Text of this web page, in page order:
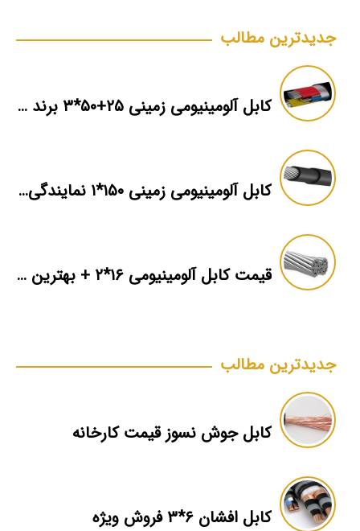
جدیدترین مطالب
کابل آلومینیومی زمینی ۲۵+۵۰*۳ برند ماهان
کابل آلومینیومی زمینی ۱۵۰*۱ نمایندگی فروش
قیمت کابل آلومینیومی ۱۶*۲ + بهترین برند بازار + اطلاعات فنی
جدیدترین مطالب
کابل جوش نسوز قیمت کارخانه
کابل افشان ۶*۳ فروش ویژه